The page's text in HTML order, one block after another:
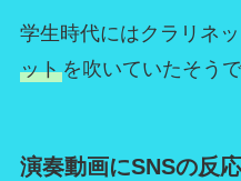
学生時代にはクラリネッ
ットを吹いていたそうで
演奏動画にSNSの反